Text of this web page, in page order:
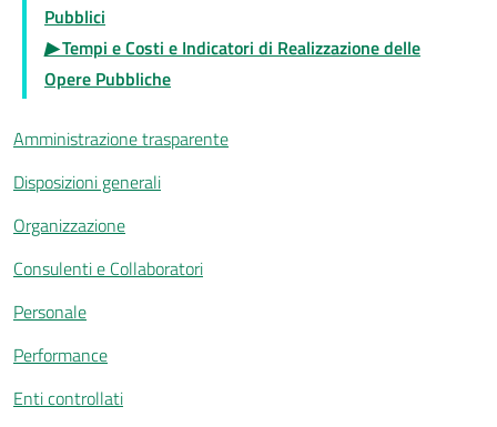
Pubblici
▶Tempi e Costi e Indicatori di Realizzazione delle
Opere Pubbliche
Amministrazione trasparente
Disposizioni generali
Organizzazione
Consulenti e Collaboratori
Personale
Performance
Enti controllati